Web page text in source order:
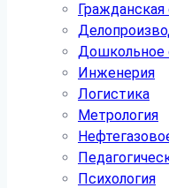
Гражданская
Дошкольное
Инженерия
Логистика
Метрология
Психология